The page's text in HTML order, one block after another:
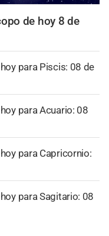
de hoy 8 de
para Piscis: 08 de
para Acuario: 08
para Capricornio:
para Sagitario: 08